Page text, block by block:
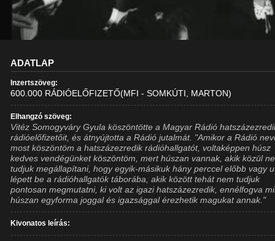
ADATLAP
Inzertszöveg:
600.000 RÁDIÓELŐFIZETŐ(MFI - SOMKÚTI, MARTON)
Elhangzó szöveg:
Vitéz Somogyváry Gyula köszöntötte a Magyar Rádió
rádióelőfizetőit, és átnyújtotta a Rádió jutalmát. "Amikor a Rádió
most köszöntöm a hatszázezredik rádióhallgatót, voltaképpen húsz
kedves vendégünket köszöntöm, mert húszan vannak, akik közül
tudjuk megállapítani, hogy egyik-másikuk hány perccel előbb vagy
lépett be a rádióhallgatók táborába, akik között tehát nem tudjuk
pontosan megmutatni, ki volt az igazi hatszázezredik, ennélfogva
húszan egyforma joggal és igazsággal érezhetik magukat annak."
Kivonatos leírás: